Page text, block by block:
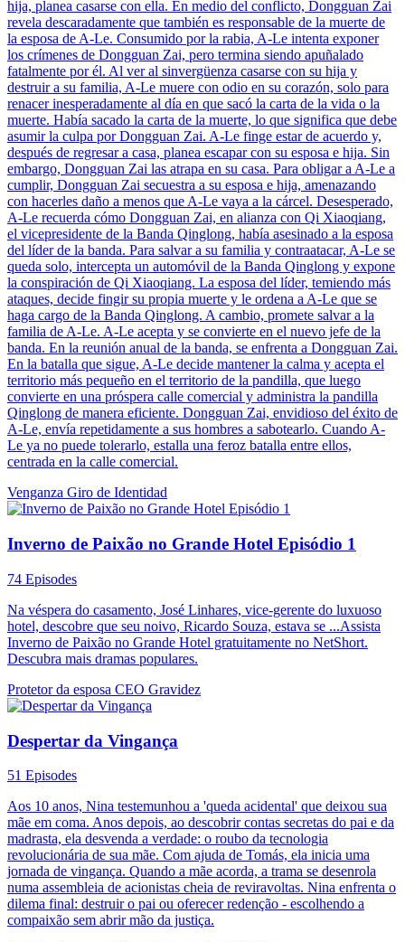
hija, planea casarse con ella. En medio del conflicto, Dongguan Zai
revela descaradamente que también es responsable de la muerte de
la esposa de A-Le. Consumido por la rabia, A-Le intenta exponer
los crímenes de Dongguan Zai, pero termina siendo apuñalado
fatalmente por él. Al ver al sinvergüenza casarse con su hija y
destruir a su familia, A-Le muere con odio en su corazón, solo para
renacer inesperadamente al día en que sacó la carta de la vida o la
muerte. Había sacado la carta de la muerte, lo que significa que debe
asumir la culpa por Dongguan Zai. A-Le finge estar de acuerdo y,
después de regresar a casa, planea escapar con su esposa e hija. Sin
embargo, Dongguan Zai las atrapa en su casa. Para obligar a A-Le a
cumplir, Dongguan Zai secuestra a su esposa e hija, amenazando
con hacerles daño a menos que A-Le vaya a la cárcel. Desesperado,
A-Le recuerda cómo Dongguan Zai, en alianza con Qi Xiaoqiang,
el vicepresidente de la Banda Qinglong, había asesinado a la esposa
del líder de la banda. Para salvar a su familia y contraatacar, A-Le se
queda solo, intercepta un automóvil de la Banda Qinglong y expone
la conspiración de Qi Xiaoqiang. La esposa del líder, temiendo más
ataques, decide fingir su propia muerte y le ordena a A-Le que se
haga cargo de la Banda Qinglong. A cambio, promete salvar a la
familia de A-Le. A-Le acepta y se convierte en el nuevo jefe de la
banda. En la reunión anual de la banda, se enfrenta a Dongguan Zai.
En la batalla que sigue, A-Le decide mantener la calma y acepta el
territorio más pequeño en el territorio de la pandilla, que luego
convierte en una próspera calle comercial y administra la pandilla
Qinglong de manera eficiente. Dongguan Zai, envidioso del éxito de
A-Le, envía repetidamente a sus hombres a sabotearlo. Cuando A-
Le ya no puede tolerarlo, estalla una feroz batalla entre ellos,
centrada en la calle comercial.
Venganza Giro de Identidad
Inverno de Paixão no Grande Hotel Episódio 1
74 Episodes
Na véspera do casamento, José Linhares, vice-gerente do luxuoso
hotel, descobre que seu noivo, Ricardo Souza, estava se ...Assista
Inverno de Paixão no Grande Hotel gratuitamente no NetShort.
Descubra mais dramas populares.
Protetor da esposa CEO Gravidez
Despertar da Vingança
51 Episodes
Aos 10 anos, Nina testemunhou a 'queda acidental' que deixou sua
mãe em coma. Anos depois, ao descobrir contas secretas do pai e da
madrasta, ela desvenda a verdade: o roubo da tecnologia
revolucionária de sua mãe. Com ajuda de Tomás, ela inicia uma
jornada de vingança. Quando a mãe acorda, a trama se desenrola
numa assembleia de acionistas cheia de reviravoltas. Nina enfrenta o
dilema final: destruir o pai ou oferecer redenção - escolhendo a
compaixão sem abrir mão da justiça.